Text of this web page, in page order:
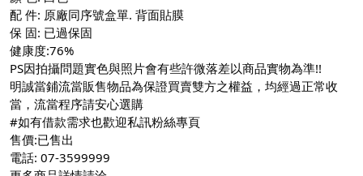
配 件: 原廠同序號盒單. 背面貼膜
保 固: 已過保固
健康度:76%
PS因拍攝問題實色與照片會有些許微落差以商品實物為準!!
明誠當鋪流當販售物品為保證買賣雙方之權益，均經過正常收
當，流當程序請安心選購
#如有借款需求也歡迎私訊粉絲專頁
售價:已售出
電話: 07-3599999